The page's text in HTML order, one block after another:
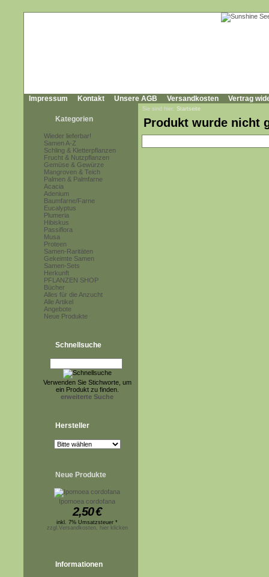
Impressum Kontakt Unsere AGB Versandkosten Vertrag
Kategorien
Wieder lieferbar!
Samen A-Z
Schling & Kletterpflanzen
Frucht & Nutzpflanzen
Gemüse & Gewürze
Mangroven & Teich
Palmen & Palmfarne
Acacia
Adenium
Baumfarne/Farne
Eucalyptus
Plumeria
Hibiskus
Passiflora
Musa
Proteen
Samen-Raritäten
Gekeimte Samen
Samen-Sets
Herkunft
PFLANZEN SHOP
Bücher
Alles für die Anzucht
Alle Artikel
Angebote
Neue Produkte
Schnellsuche
Verwenden Sie Stichworte, um
ein Produkt zu finden.
erweiterte Suche
Hersteller
Neue Produkte
Ipomoea cordofana
2,50€
inkl. 7% Umsatzsteuer *
zzgl.Versandkosten, hier klicken
Informationen
Sie sind hier: Startseite
Produkt wurde nicht